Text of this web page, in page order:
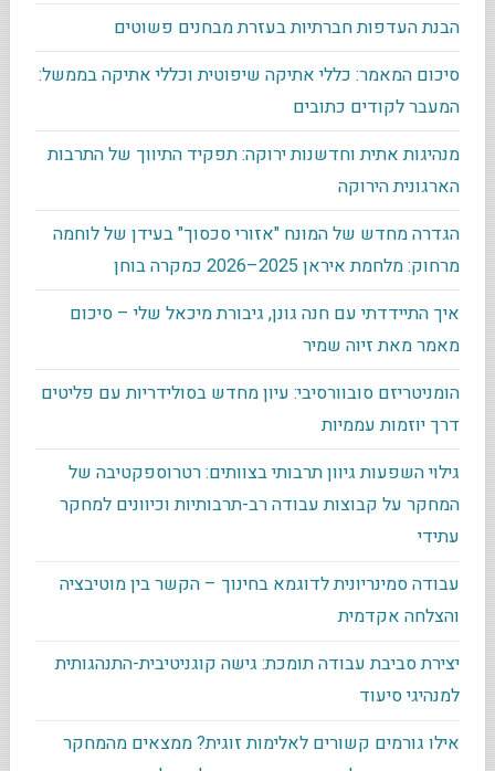
הבנת העדפות חברתיות בעזרת מבחנים פשוטים
סיכום המאמר: כללי אתיקה שיפוטית וכללי אתיקה בממשל:
המעבר לקודים כתובים
מנהיגות אתית וחדשנות ירוקה: תפקיד התיווך של התרבות
הארגונית הירוקה
הגדרה מחדש של המונח "אזורי סכסוך" בעידן של לוחמה
מרחוק: מלחמת איראן 2025–2026 כמקרה בוחן
איך התיידדתי עם חנה גונן, גיבורת מיכאל שלי – סיכום
מאמר מאת זיוה שמיר
הומניטריזם סובוורסיבי: עיון מחדש בסולידריות עם פליטים
דרך יוזמות עממיות
גילוי השפעות גיוון תרבותי בצוותים: רטרוספקטיבה של
המחקר על קבוצות עבודה רב-תרבותיות וכיוונים למחקר
עתידי
עבודה סמינריונית לדוגמא בחינוך – הקשר בין מוטיבציה
והצלחה אקדמית
יצירת סביבת עבודה תומכת: גישה קוגניטיבית-התנהגותית
למנהיגי סיעוד
אילו גורמים קשורים לאלימות זוגית? ממצאים מהמחקר